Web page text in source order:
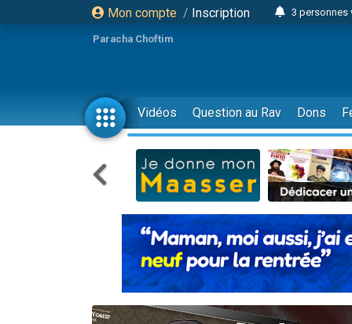
Mon compte / Inscription
3 personnes
2
29
Il reste
2 personnes
6 personnes
4
2
4 personnes
17
Paracha Choftim
Vidéos Question au Rav Dons